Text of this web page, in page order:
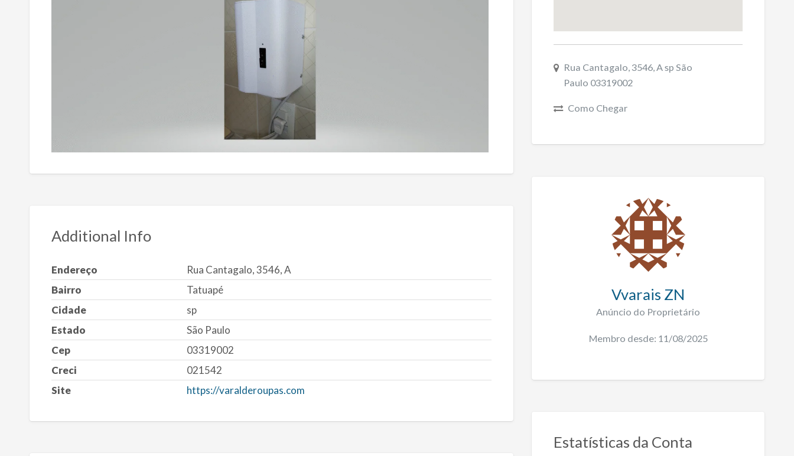
Additional Info
Endereço
Rua Cantagalo, 3546, A
Bairro
Tatuapé
Cidade
sp
Estado
São Paulo
Cep
03319002
Creci
021542
Site
https://varalderoupas.com
Rua Cantagalo, 3546, A sp São
Paulo 03319002
Como Chegar
Vvarais ZN
Anúncio do Proprietário
Membro desde: 11/08/2025
Estatísticas da Conta